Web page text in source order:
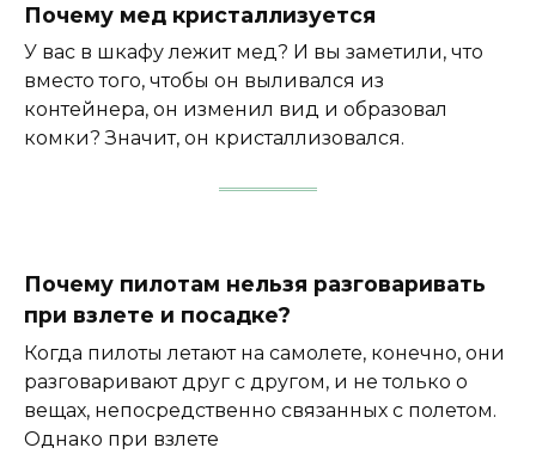
Почему мед кристаллизуется
У вас в шкафу лежит мед? И вы заметили, что
вместо того, чтобы он выливался из
контейнера, он изменил вид и образовал
комки? Значит, он кристаллизовался.
Почему пилотам нельзя разговаривать
при взлете и посадке?
Когда пилоты летают на самолете, конечно, они
разговаривают друг с другом, и не только о
вещах, непосредственно связанных с полетом.
Однако при взлете